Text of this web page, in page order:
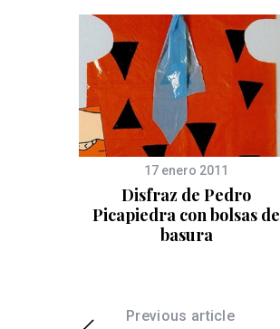
17 enero 2011
Disfraz de Pedro
Picapiedra con bolsas de
basura
Previous article